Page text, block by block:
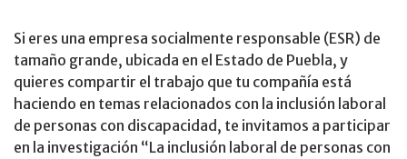
Si eres una empresa socialmente responsable (ESR) de
tamaño grande, ubicada en el Estado de Puebla, y
quieres compartir el trabajo que tu compañía está
haciendo en temas relacionados con la inclusión laboral
de personas con discapacidad, te invitamos a participar
en la investigación “La inclusión laboral de personas con